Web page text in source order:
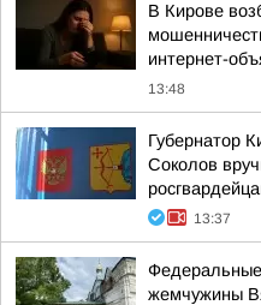
В Кирове
интернет-
13:48
Губернатор
Соколов
13:37
жемчужины